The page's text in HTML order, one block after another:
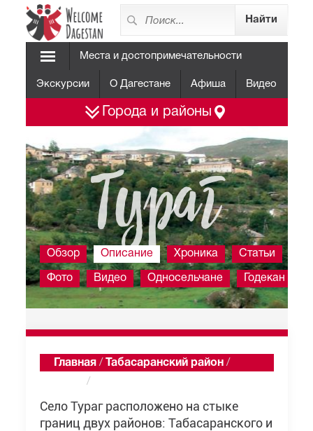
Места и достопримечательности
Экскурсии О Дагестане Афиша Видео
Города и районы
Тураг
Обзор Описание Хроника Статьи
Фото Видео Односельчане Годекан
Главная / Табасаранский район /
/
Село Тураг расположено на стыке
границ двух районов: Табасаранского и